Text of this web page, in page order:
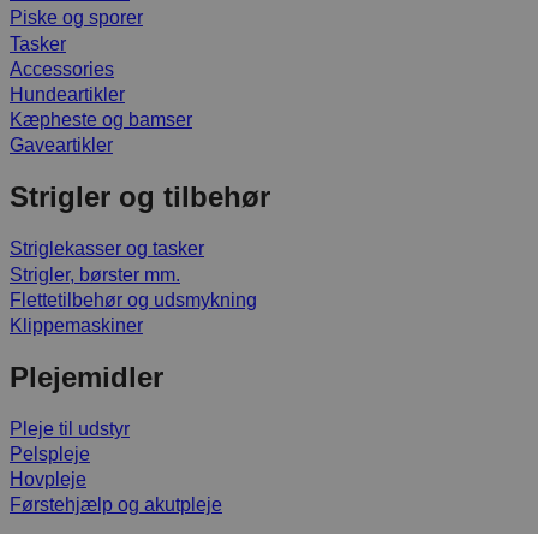
Piske og sporer
Tasker
Accessories
Hundeartikler
Kæpheste og bamser
Gaveartikler
Strigler og tilbehør
Striglekasser og tasker
Strigler, børster mm.
Flettetilbehør og udsmykning
Klippemaskiner
Plejemidler
Pleje til udstyr
Pelspleje
Hovpleje
Førstehjælp og akutpleje